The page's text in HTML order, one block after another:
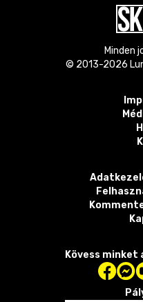
Minden
© 2013-2026
Kövess minket